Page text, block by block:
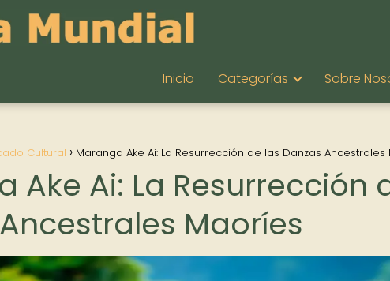
Inicio Categorías Sobre
Cultural Maranga Ake Ai: La Resurrección de las Danzas Ancestrales
Ake Ai: La Resurrección
Maoríes